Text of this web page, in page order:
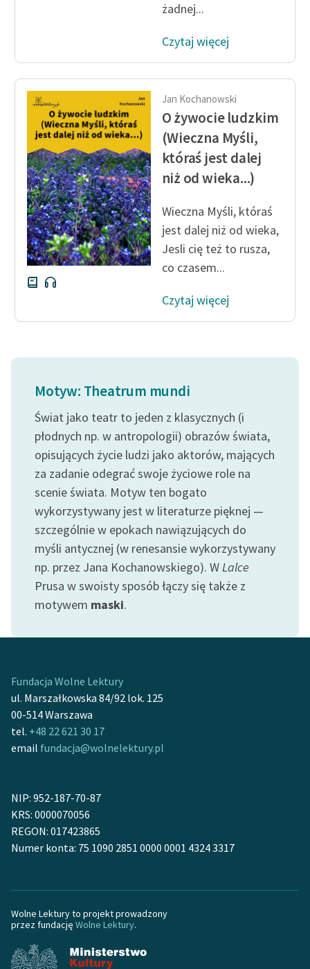
twórców przechodzących
do domeny publicznej,
lektur szkolnych oraz
Starego Testamentu
Odkurzamy bohaterów
Szkoła Poezji Wolnych
Lektur
O nas
Kontakt
Zespół
Wolnych Lektur
Logotypy
Materiały promocyjne
Polityka prywatności
Regulamin biblioteki
Dane fundacji i
sprawozdania finansowe
Regulamin darowizn
Informacja o treściach
żadnej...
Czytaj więcej
Jan Kochanowski
O żywocie ludzkim
(Wieczna Myśli,
któraś jest dalej
niż od wieka...)
Wieczna Myśli, któraś
jest dalej niż od wieka,
Jesli cię też to rusza,
co czasem...
Czytaj więcej
Motyw: Theatrum mundi
Świat jako teatr to jeden z klasycznych (i
płodnych np. w antropologii) obrazów świata,
opisujących życie ludzi jako aktorów, mających
za zadanie odegrać swoje życiowe role na
scenie świata. Motyw ten bogato
wykorzystywany jest w literaturze pięknej —
szczególnie w epokach nawiązujących do
myśli antycznej (w renesansie wykorzystywany
np. przez Jana Kochanowskiego). WLalce
Prusa w swoisty sposób łączy się także z
motywem maski.
Fundacja Wolne Lektury
ul. Marszałkowska 84/92 lok. 125
00-514 Warszawa
tel. +48 22 621 30 17
email fundacja@wolnelektury.pl
NIP: 952-187-70-87
KRS: 0000070056
REGON: 017423865
Numer konta: 75 1090 2851 0000 0001 4324 3317
Wolne Lektury to projekt prowadzony
przez fundację Wolne Lektury.